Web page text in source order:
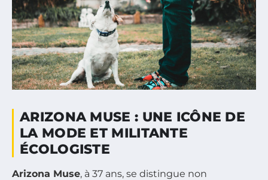
ARIZONA MUSE : UNE ICÔNE DE
LA MODE ET MILITANTE
ÉCOLOGISTE
Arizona Muse, à 37 ans, se distingue non